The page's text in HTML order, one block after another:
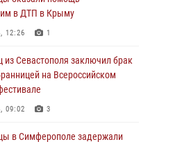
Крыму и Севастополе
правонарушителей
росгвардейцы задержали
в совершении
в ДТП в Крыму
12:26 1
из Севастополя заключил брак
на Всероссийском
09:02 3
в Симферополе задержали